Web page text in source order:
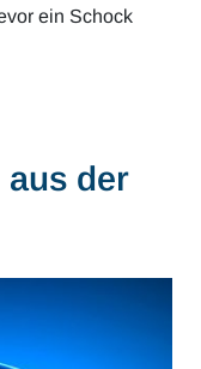
ein Schock
aus der